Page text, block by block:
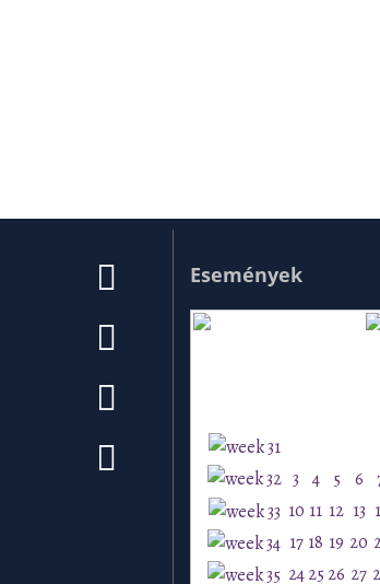
Események
3 4 5 6
10 11 12 13
17 18 19 20
242526 27